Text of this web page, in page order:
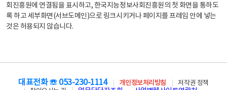
회진흥원에 연결됨을 표시하고, 한국지능정보사회진흥원의 첫 화면을 통하도
록 하고 세부화면(서브도메인)으로 링크시키거나 페이지를 프레임 안에 넣는
것은 허용되지 않습니다.
대표전화 ☏ 053-230-1114 개인정보처리방침
저작권 정책